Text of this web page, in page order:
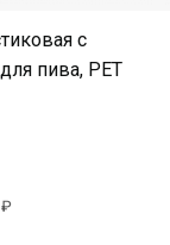
с
пива, PET